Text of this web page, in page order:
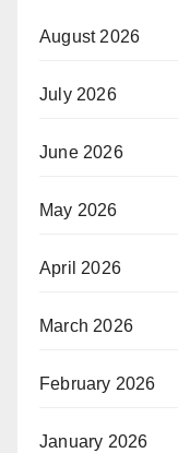
August 2026
July 2026
June 2026
May 2026
April 2026
March 2026
February 2026
January 2026